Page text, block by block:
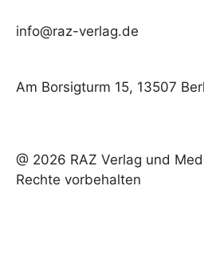
info@raz-verlag.de
Am Borsigturm 15, 13507
@ 2026 RAZ Verlag und
Rechte vorbehalten